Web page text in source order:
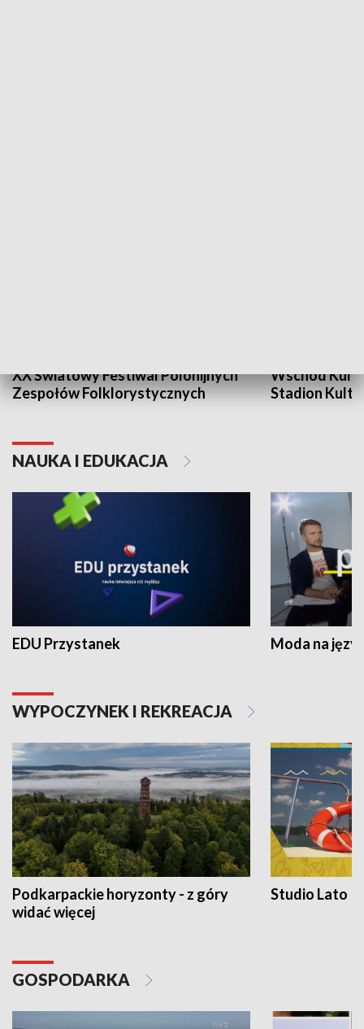
XX Światowy Festiwal Polonijnych
Zespołów Folklorystycznych
Wschód
Stadion
NAUKA I EDUKACJA
EDU Przystanek Moda na
WYPOCZYNEK I REKREACJA
Podkarpackie horyzonty - z góry
widać więcej
Studio Lato
GOSPODARKA